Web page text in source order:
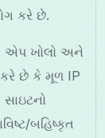
કરે છે.
એપ ખોલો અને
કરે છે કે મૂળ IP
બહિષ્કૃત